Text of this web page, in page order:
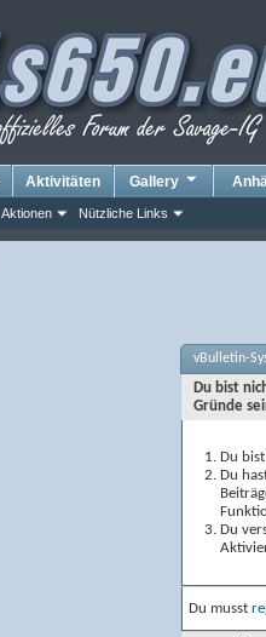
Aktionen Nützliche Links
Aktivitäten Gallery
vBulletin-
Du bist
Gründe
Du
Du
Du
Du musst